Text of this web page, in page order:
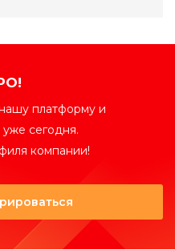
платформу и
сегодня.
компании!